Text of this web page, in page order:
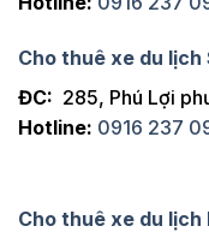
Cho thuê xe du lịch
ĐC: 285, Phú Lợi
Hotline: 0916 237
Cho thuê xe du lịch